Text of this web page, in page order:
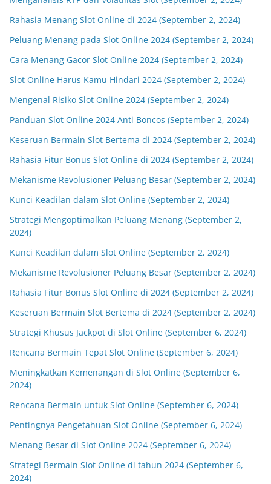
Rahasia Menang Slot Online di 2024 (September 2, 2024)
Peluang Menang pada Slot Online 2024 (September 2, 2024)
Cara Menang Gacor Slot Online 2024 (September 2, 2024)
Slot Online Harus Kamu Hindari 2024 (September 2, 2024)
Mengenal Risiko Slot Online 2024 (September 2, 2024)
Panduan Slot Online 2024 Anti Boncos (September 2, 2024)
Keseruan Bermain Slot Bertema di 2024 (September 2, 2024)
Rahasia Fitur Bonus Slot Online di 2024 (September 2, 2024)
Mekanisme Revolusioner Peluang Besar (September 2, 2024)
Kunci Keadilan dalam Slot Online (September 2, 2024)
Strategi Mengoptimalkan Peluang Menang (September 2,
2024)
Kunci Keadilan dalam Slot Online (September 2, 2024)
Mekanisme Revolusioner Peluang Besar (September 2, 2024)
Rahasia Fitur Bonus Slot Online di 2024 (September 2, 2024)
Keseruan Bermain Slot Bertema di 2024 (September 2, 2024)
Strategi Khusus Jackpot di Slot Online (September 6, 2024)
Rencana Bermain Tepat Slot Online (September 6, 2024)
Meningkatkan Kemenangan di Slot Online (September 6,
2024)
Rencana Bermain untuk Slot Online (September 6, 2024)
Pentingnya Pengetahuan Slot Online (September 6, 2024)
Menang Besar di Slot Online 2024 (September 6, 2024)
Strategi Bermain Slot Online di tahun 2024 (September 6,
2024)